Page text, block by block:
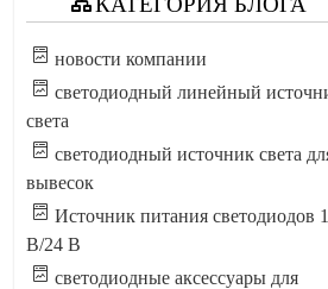
новости компании
светодиодный линейный
света
светодиодный источник света
вывесок
Источник питания светодиодов
В/24 В
светодиодные аксессуары для